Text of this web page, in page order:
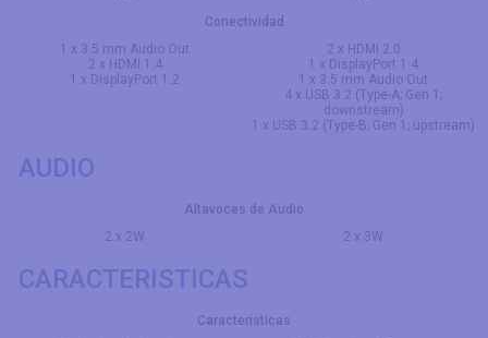
Conectividad
1 x 3.5 mm Audio Out
2 x HDMI 1.4
1 x DisplayPort 1.2
2 x HDMI 2.0
1 x DisplayPort 1.4
1 x 3.5 mm Audio Out
4 x USB 3.2 (Type-A; Gen 1;
downstream)
1 x USB 3.2 (Type-B; Gen 1; upstream)
AUDIO
Altavoces de Audio
2 x 2W
2 x 3W
CARACTERISTICAS
Caracteristicas